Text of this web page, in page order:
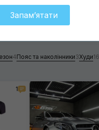
Оберіть
Поло
Штани
Толстовка
4Пояс та наколінники3Худи16
1
Запамʼятати